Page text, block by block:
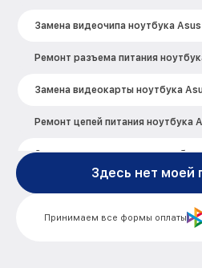
Замена видеочипа ноутбука Asus
Ремонт разъема питания
Замена видеокарты ноутбука
Ремонт цепей питания ноутбука
Замена жесткого диска
Замена вебкамеры ноутбука
Принимаем все формы оплаты
Здесь нет моей